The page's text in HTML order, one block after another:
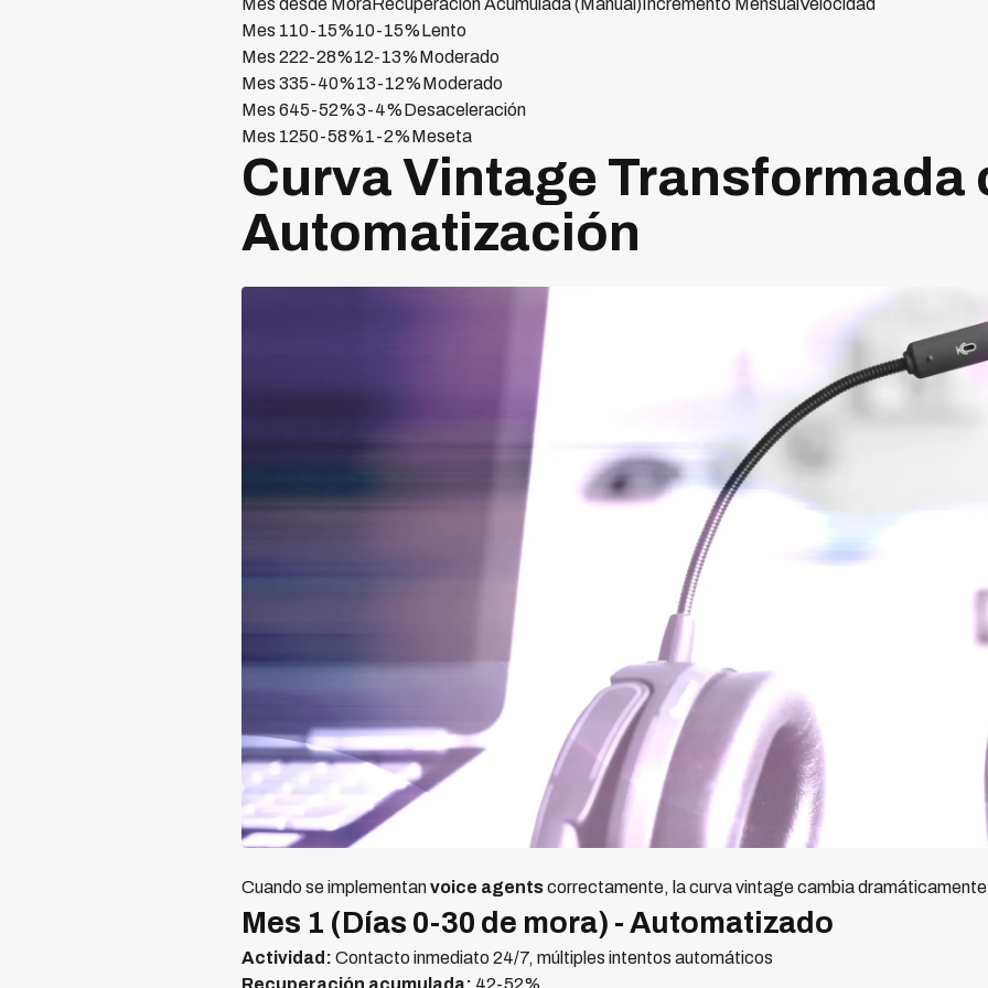
Mes 110-15%10-15%Lento
Mes 222-28%12-13%Moderado
Mes 335-40%13-12%Moderado
Mes 645-52%3-4%Desaceleración
Mes 1250-58%1-2%Meseta
Curva Vintage Transformada
Automatización
Cuando se implementanvoice agentscorrectamente, la curva vintage cambia
Mes 1 (Días 0-30 de mora) - Automatizado
Actividad: Contacto inmediato 24/7, múltiples intentos automáticos